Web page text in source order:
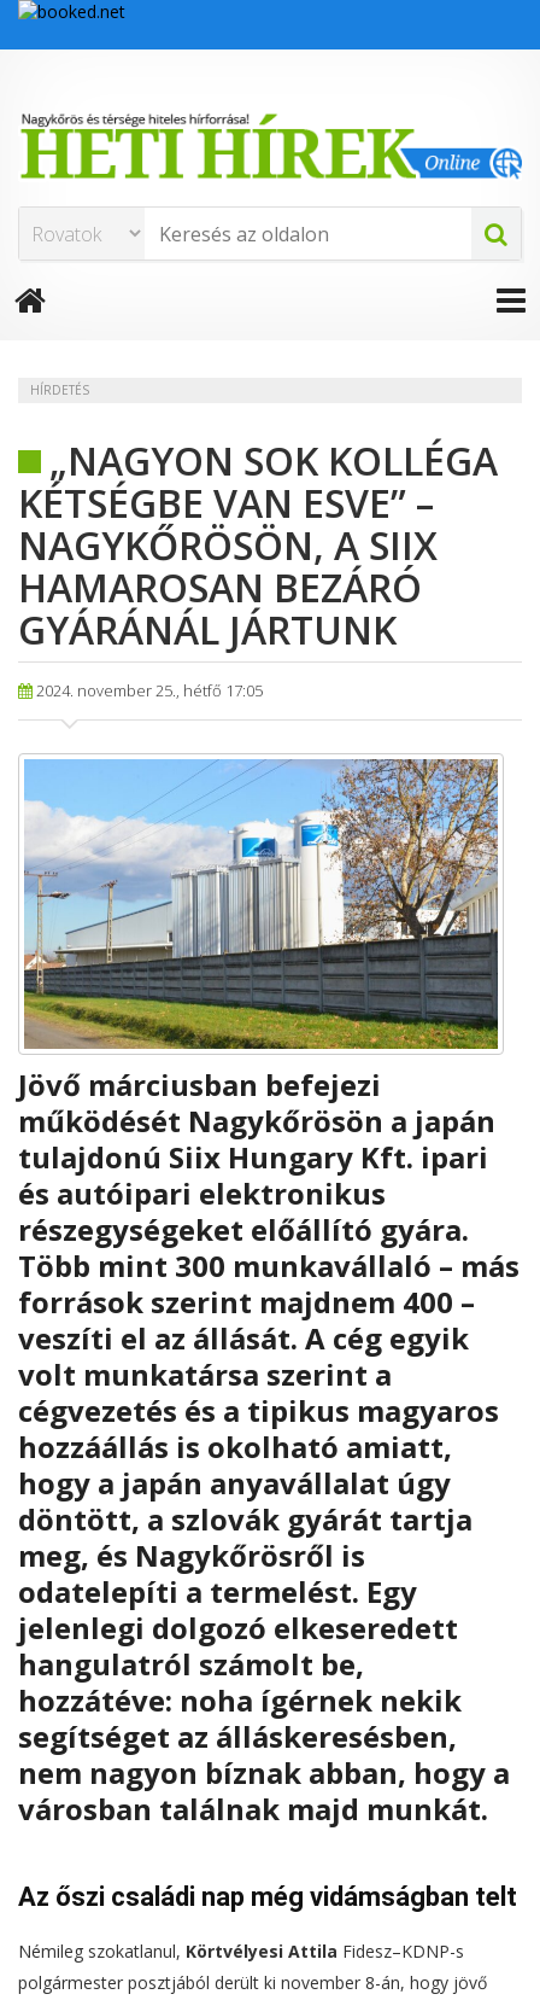
HÍRDETÉS
„NAGYON SOK KOLLÉGA
KÉTSÉGBE VAN ESVE” –
NAGYKŐRÖSÖN, A SIIX
HAMAROSAN BEZÁRÓ
GYÁRÁNÁL JÁRTUNK
2024. november 25., hétfő 17:05
Jövő márciusban befejezi
működését Nagykőrösön a japán
tulajdonú Siix Hungary Kft. ipari
és autóipari elektronikus
részegységeket előállító gyára.
Több mint 300 munkavállaló – más
források szerint majdnem 400 –
veszíti el az állását. A cég egyik
volt munkatársa szerint a
cégvezetés és a tipikus magyaros
hozzáállás is okolható amiatt,
hogy a japán anyavállalat úgy
döntött, a szlovák gyárát tartja
meg, és Nagykőrösről is
odatelepíti a termelést. Egy
jelenlegi dolgozó elkeseredett
hangulatról számolt be,
hozzátéve: noha ígérnek nekik
segítséget az álláskeresésben,
nem nagyon bíznak abban, hogy a
városban találnak majd munkát.
Az őszi családi nap még vidámságban telt
Némileg szokatlanul, Körtvélyesi Attila Fidesz–KDNP-s
polgármester posztjából derült ki november 8-án, hogy jövő